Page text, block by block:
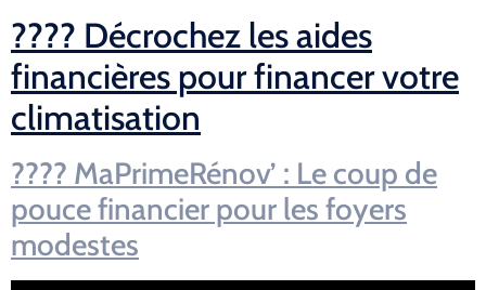
???? Décrochez les aides
financières pour financer votre
climatisation
????️ MaPrimeRénov’ : Le coup de
pouce financier pour les foyers
modestes